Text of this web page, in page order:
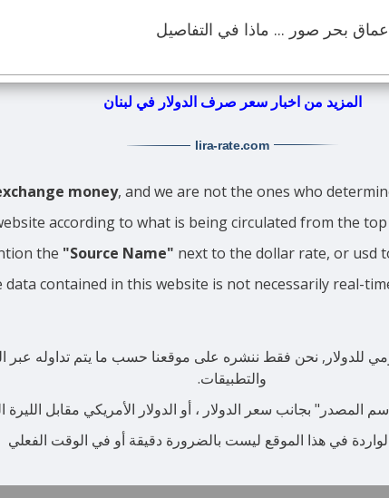
بحر صور ... ماذا في التفاصيل
المزيد من اخبار سعر صرف الدولار في لبنان
lira-rate.com
money, and we are not the ones who
according to what is being circulated from the top
the "Source Name" next to the dollar rate, or usd
data contained in this website is not necessarily real-
نحن فقط ننشره على موقعنا حسب ما يتم تداوله عبر
والتطبيقات.
بجانب سعر الدولار ، أو الدولار الأمريكي مقابل الليرة
الواردة في هذا الموقع ليست بالضرورة دقيقة أو في الوقت الفعلي